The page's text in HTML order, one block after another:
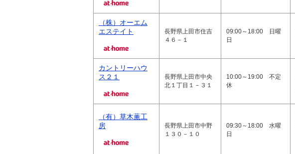
（株）オーエム
エステイト
長野県上田市住吉
４６－１
09:00～18:00 日曜
日
カントリーハウ
ス２１
長野県上田市中央
北１丁目１－３１
10:00～19:00 不定
休
（有）草木薫工
房
長野県上田市中野
１３０－１０
09:30～18:00 水曜
日